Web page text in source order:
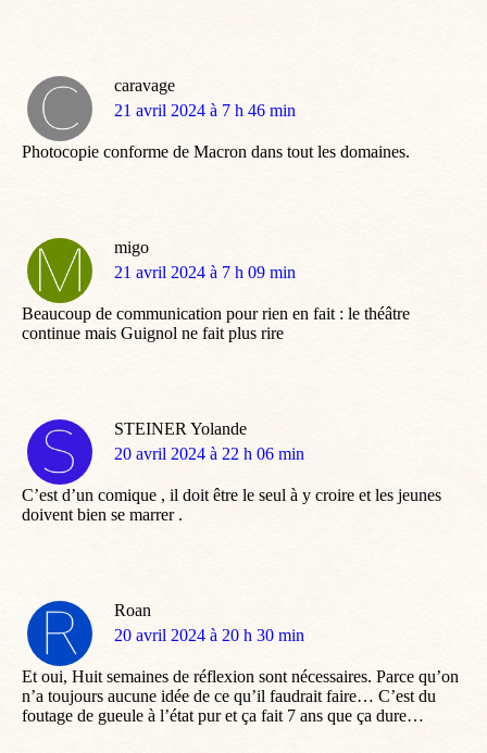
caravage
dit
21 avril 2024 à 7 h 46 min
Photocopie conforme de Macron dans tout les domaines.
migo
dit
21 avril 2024 à 7 h 09 min
Beaucoup de communication pour rien en fait : le théâtre
continue mais Guignol ne fait plus rire
STEINER Yolande
dit
20 avril 2024 à 22 h 06 min
C’est d’un comique , il doit être le seul à y croire et les jeunes
doivent bien se marrer .
Roan
dit
20 avril 2024 à 20 h 30 min
Et oui, Huit semaines de réflexion sont nécessaires. Parce qu’on
n’a toujours aucune idée de ce qu’il faudrait faire… C’est du
foutage de gueule à l’état pur et ça fait 7 ans que ça dure…